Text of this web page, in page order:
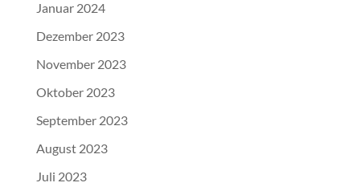
Januar 2024
Dezember 2023
November 2023
Oktober 2023
September 2023
August 2023
Juli 2023